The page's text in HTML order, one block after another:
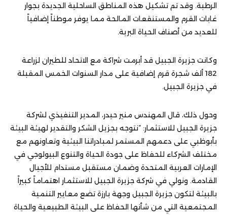
الرطبة. وقد تم تشكيل هذه المناطق الساحلية الجديدة بجوار
غابات القرم والمستنقعات المالحة مما يوفر موطناً إضافياً
للعديد من أصناف الحياة البرية.
وكانت جزيرة الجبيل قد أبرمت شراكة مع الاتحاد للطيران لزراعة
182 ألف شجرة قرم إضافية على مدار السنوات الخمس المقبلة
في جزيرة الجبيل.
وحول ذلك، قال المهندس منير حيدر، المدير التنفيذي لشركة
جزيرة الجبيل للاستثمار: “نتوجه بجزيل الشكر والتقدير لهيئة البيئة
بأبوظبي على دعمهم المستمر لمبادراتنا البيئية وتعاونهم مع
مختلف الشركاء للحفاظ على جودة الحياة والتنوع البيولوجي في
الإمارات العربية المتحدة وضمان مستقبل مستدام للأجيال
القادمة. ونولي في شركة جزيرة الجبيل للاستثمار اهتماماً كبيراً
بالبيئة لتكون جزيرة الجبيل وجهة بارزة تضع معايير التنمية
المجتمعية التي من شأنها الحفاظ على البيئة الطبيعية والحياة